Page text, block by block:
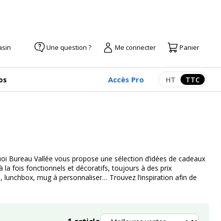
Une question ? Me connecter Panier
Accès Pro Afficher les
HT TTC
Bureau Vallée vous propose une sélection d’idées de cadeaux
la fois fonctionnels et décoratifs, toujours à des prix
mug à personnaliser… Trouvez l’inspiration afin de